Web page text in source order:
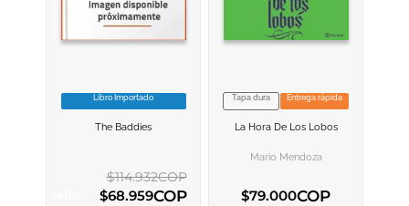
VER INFORMACION
Libro Importado
The Baddies
$114.932COP
$68.959COP
VER INFORMACION
Tapa dura Entrega rápida
La Hora De Los Lobos
Mario Mendoza
$79.000COP